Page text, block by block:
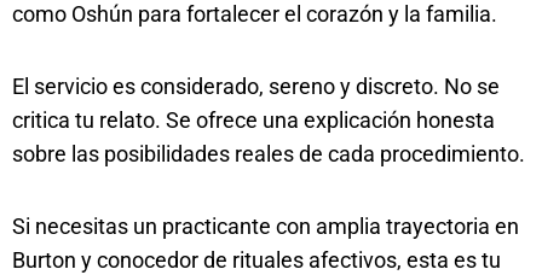
como Oshún para fortalecer el corazón y la familia.
El servicio es considerado, sereno y discreto. No se
critica tu relato. Se ofrece una explicación honesta
sobre las posibilidades reales de cada procedimiento.
Si necesitas un practicante con amplia trayectoria en
Burton y conocedor de rituales afectivos, esta es tu